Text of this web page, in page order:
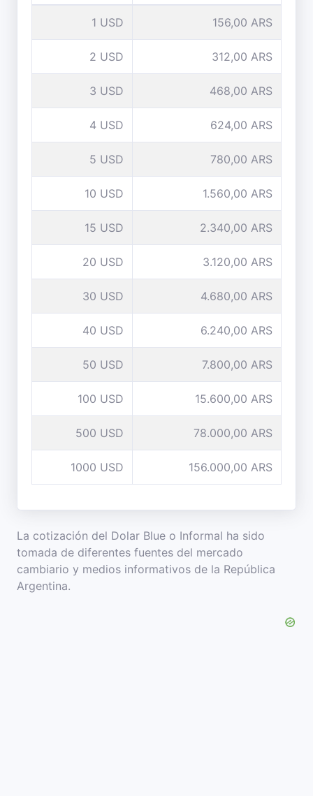
1 USD 156,00 ARS
2 USD 312,00 ARS
3 USD 468,00 ARS
4 USD 624,00 ARS
5 USD 780,00 ARS
10 USD 1.560,00 ARS
15 USD 2.340,00 ARS
20 USD 3.120,00 ARS
30 USD 4.680,00 ARS
40 USD 6.240,00 ARS
50 USD 7.800,00 ARS
100 USD 15.600,00 ARS
500 USD 78.000,00 ARS
1000 USD 156.000,00 ARS
La cotización del Dolar Blue o Informal ha sido
tomada de diferentes fuentes del mercado
cambiario y medios informativos de la República
Argentina.